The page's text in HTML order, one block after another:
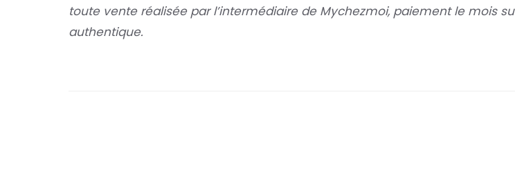
toute vente réalisée par l’intermédiaire de Mychezmoi, paiement le mois
authentique.